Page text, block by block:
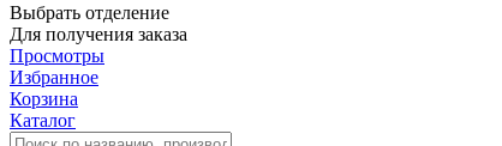
Выбрать отделение
Для получения заказа
Просмотры
Избранное
Корзина
Каталог